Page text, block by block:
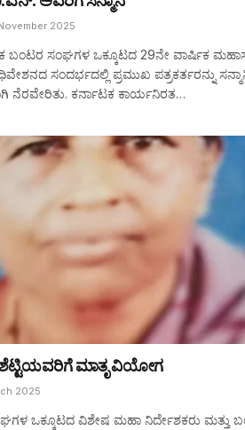
2025
ಬಂಟರ ಸಂಘಗಳ ಒಕ್ಕೂಟದ 29ನೇ ವಾರ್ಷಿಕ
ಸಂದರ್ಭದಲ್ಲಿ ಪ್ರಮುಖ ಪತ್ರಕರ್ತರನ್ನು
ನೆರವೇರಿತು. ಕರ್ನಾಟಕ ಕಾರ್ಯನಿರತ…
ಮಾತೃ ವಿಯೋಗ
2025
ಒಕ್ಕೂಟದ ವಿಶೇಷ ಮಹಾ ನಿರ್ದೇಶಕರು ಮತ್ತು